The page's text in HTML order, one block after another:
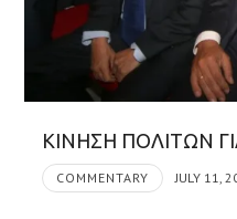
ΚΙΝΗΣΗ ΠΟΛΙΤΩΝ
COMMENTARY JULY 11,